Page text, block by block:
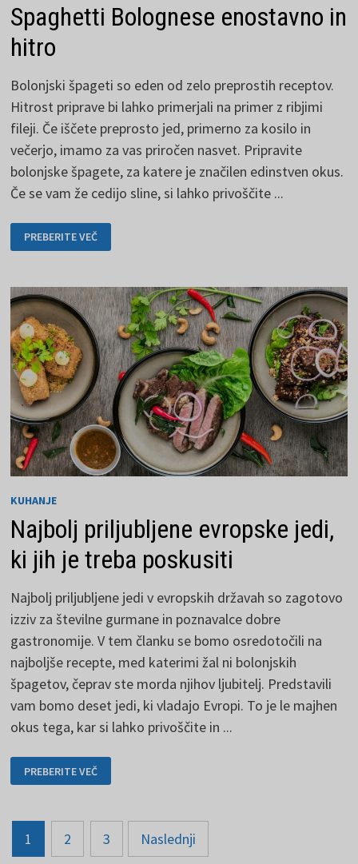
Spaghetti Bolognese enostavno in
hitro
Bolonjski špageti so eden od zelo preprostih receptov.
Hitrost priprave bi lahko primerjali na primer z ribjimi
fileji. Če iščete preprosto jed, primerno za kosilo in
večerjo, imamo za vas priročen nasvet. Pripravite
bolonjske špagete, za katere je značilen edinstven okus.
Če se vam že cedijo sline, si lahko privoščite ...
SPAGHETTI
BOLOGNESE
ENOSTAVNO
PREBERITE VEČ
KUHANJE
Najbolj priljubljene evropske jedi,
ki jih je treba poskusiti
Najbolj priljubljene jedi v evropskih državah so zagotovo
izziv za številne gurmane in poznavalce dobre
gastronomije. V tem članku se bomo osredotočili na
najboljše recepte, med katerimi žal ni bolonjskih
špagetov, čeprav ste morda njihov ljubitelj. Predstavili
vam bomo deset jedi, ki vladajo Evropi. To je le majhen
okus tega, kar si lahko privoščite in ...
PRILJUBLJENE
EVROPSKE
JIH
JE
TREBA
POSKUSITI
PREBERITE VEČ
Strani
1 2 3 Naslednji